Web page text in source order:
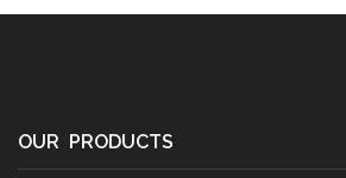
OUR PRODUCTS